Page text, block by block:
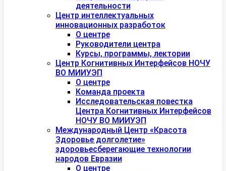
деятельности
Центр интеллектуальных
инновационных разработок
О центре
Руководители центра
Курсы, программы, лектории
Центр Когнитивных Интерфейсов НОЧУ
ВО МИИУЭП
О центре
Команда проекта
Исследовательская повестка
Центра Когнитивных Интерфейсов
НОЧУ ВО МИИУЭП
Международный Центр «Красота
Здоровье долголетие»
здоровьесберегающие технологии
народов Евразии
О центре